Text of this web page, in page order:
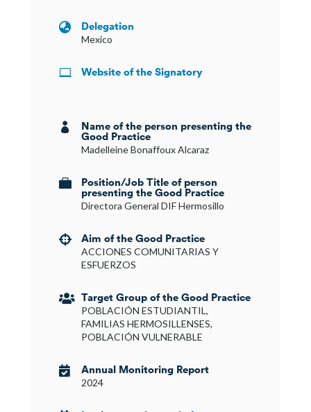
 Delegation
Mexico
 Website of the Signatory
 Name of the person presenting the
Good Practice
Madelleine Bonaffoux Alcaraz
 Position/Job Title of person
presenting the Good Practice
Directora General DIF Hermosillo
 Aim of the Good Practice
ACCIONES COMUNITARIAS Y
ESFUERZOS
 Target Group of the Good Practice
POBLACIÓN ESTUDIANTIL,
FAMILIAS HERMOSILLENSES,
POBLACIÓN VULNERABLE
 Annual Monitoring Report
2024